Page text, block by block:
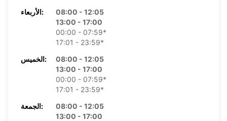
الأربعاء:
08:00 - 12:05
13:00 - 17:00
00:00 - 07:59*
17:01 - 23:59*
الخميس:
08:00 - 12:05
13:00 - 17:00
00:00 - 07:59*
17:01 - 23:59*
الجمعة:
08:00 - 12:05
13:00 - 17:00